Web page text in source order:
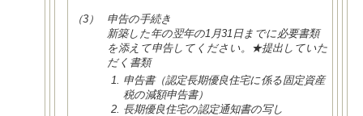
（3）
申告の手続き
新築した年の翌年の1月31日までに必要書類
を添えて申告してください。★提出していた
だく書類
申告書（認定長期優良住宅に係る固定資産
税の減額申告書）
長期優良住宅の認定通知書の写し